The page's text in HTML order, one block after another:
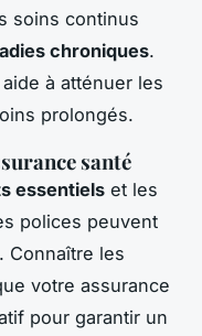
soins continus
chroniques.
à atténuer les
prolongés.
santé
essentiels et les
polices peuvent
Connaître les
votre assurance
pour garantir un